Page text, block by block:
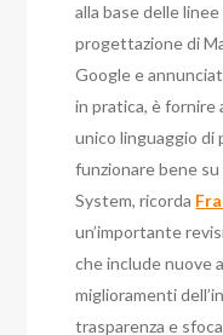
alla base delle
progettazione di
Google e
in pratica, è fornire
unico linguaggio di
funzionare bene
System, ricorda
un’importante
che include nuove
miglioramenti
trasparenza e